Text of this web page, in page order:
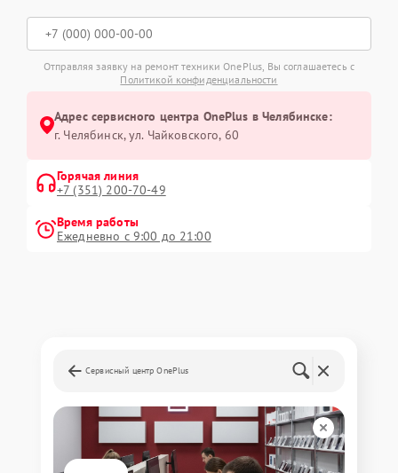
Отправляя заявку на ремонт техники OnePlus, Вы соглашаетесь с
Политикой конфиденциальности
Адрес сервисного центра OnePlus в Челябинске:
г. Челябинск, ул. Чайковского, 60
Горячая линия
+7 (351) 200-70-49
Время работы
Ежедневно с 9:00 до 21:00
Сервисный центр OnePlus